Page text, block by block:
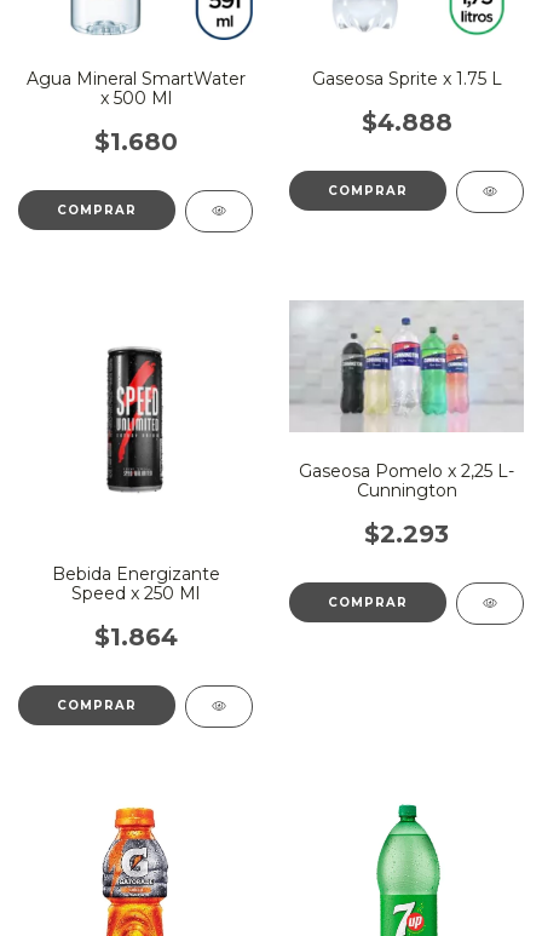
Agua Mineral SmartWater
x 500 Ml
$1.680
Gaseosa Sprite x 1.75 L
$4.888
Bebida Energizante
Speed x 250 Ml
$1.864
Gaseosa Pomelo x 2,25 L-
Cunnington
$2.293
COMPRAR